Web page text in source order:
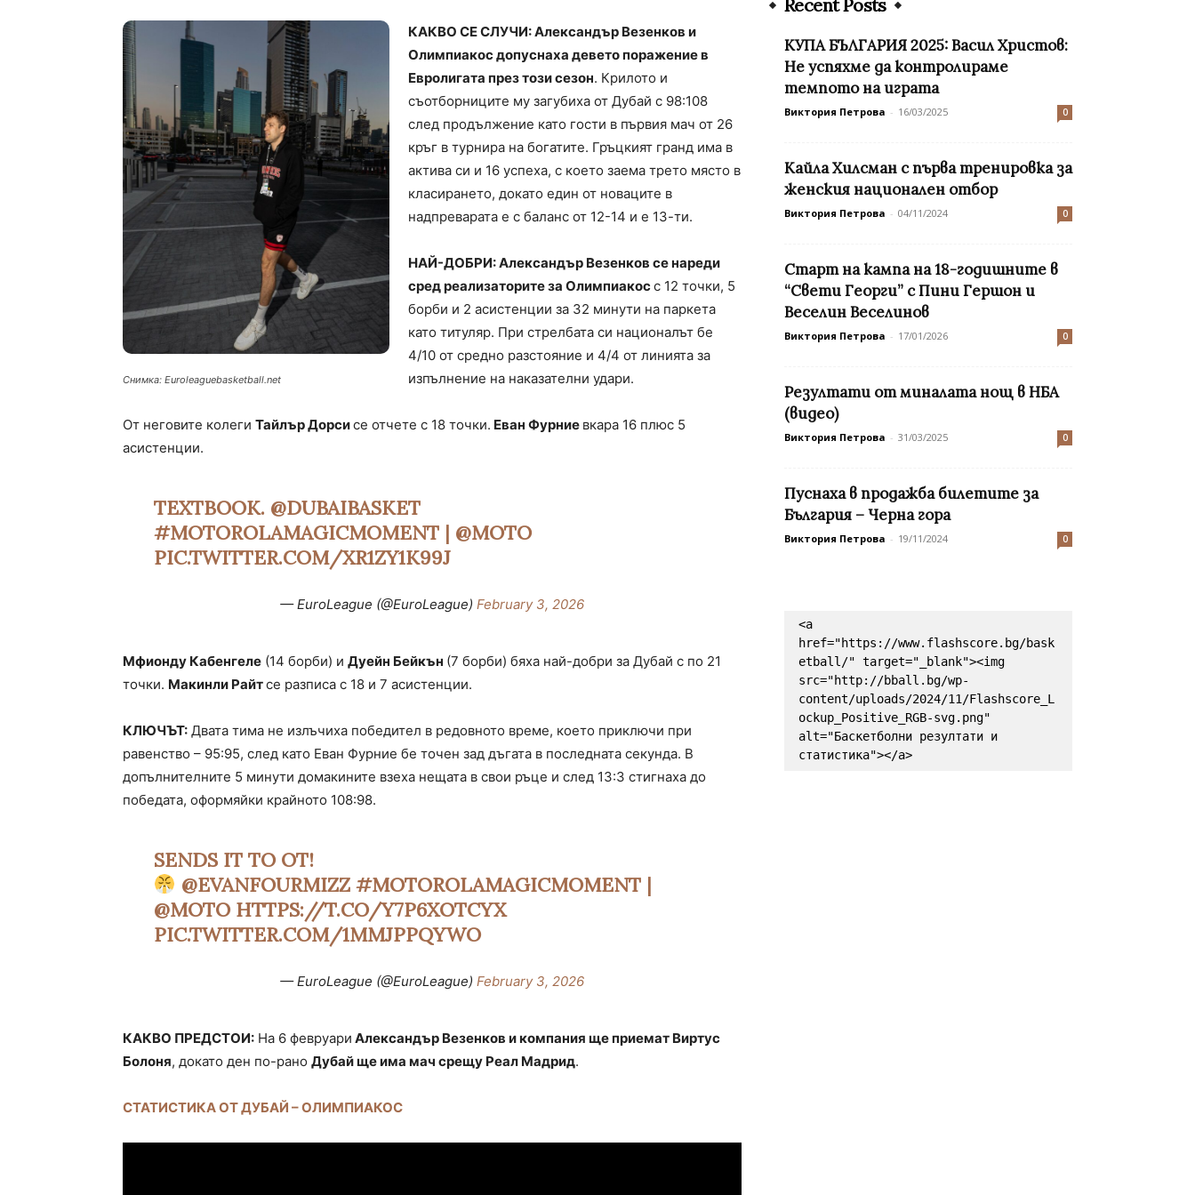
Снимка: Euroleaguebasketball.net
КАКВО СЕ СЛУЧИ: Александър Везенков и
Олимпиакос допуснаха девето поражение в
Евролигата през този сезон. Крилото и
съотборниците му загубиха от Дубай с 98:108
след продължение като гости в първия мач от 26
кръг в турнира на богатите. Гръцкият гранд има в
актива си и 16 успеха, с което заема трето място в
класирането, докато един от новаците в
надпреварата е с баланс от 12-14 и е 13-ти.
НАЙ-ДОБРИ: Александър Везенков се нареди
сред реализаторите за Олимпиакосс 12 точки, 5
борби и 2 асистенции за 32 минути на паркета
като титуляр. При стрелбата си националът бе
4/10 от средно разстояние и 4/4 от линията за
изпълнение на наказателни удари.
От неговите колеги Тайлър Дорсисе отчете с 18 точки. Еван Фурние вкара 16 плюс 5
асистенции.
TEXTBOOK. @DUBAIBASKET
#MOTOROLAMAGICMOMENT| @MOTO
PIC.TWITTER.COM/XR1ZY1K99J
— EuroLeague (@EuroLeague) February 3, 2026
Мфионду Кабенгеле (14 борби) и Дуейн Бейкън (7 борби) бяха най-добри за Дубай с по 21
точки. Макинли Райтсе разписа с 18 и 7 асистенции.
КЛЮЧЪТ: Двата тима не излъчиха победител в редовното време, което приключи при
равенство – 95:95, след като Еван Фурние бе точен зад дъгата в последната секунда. В
допълнителните 5 минути домакините взеха нещата в свои ръце и след 13:3 стигнаха до
победата, оформяйки крайното 108:98.
SENDS IT TO OT!
@EVANFOURMIZZ #MOTOROLAMAGICMOMENT|
@MOTO HTTPS://T.CO/Y7P6XOTCYX
PIC.TWITTER.COM/1MMJPPQYWO
— EuroLeague (@EuroLeague) February 3, 2026
КАКВО ПРЕДСТОИ: На 6 февруари Александър Везенков и компания ще приемат Виртус
Болоня, докато ден по-рано Дубай ще има мач срещу Реал Мадрид.
СТАТИСТИКА ОТ ДУБАЙ – ОЛИМПИАКОС
Recent Posts
КУПА БЪЛГАРИЯ 2025: Васил Христов:
Не успяхме да контролираме
темпото на играта
Виктория Петрова - 16/03/2025 0
Кайла Хилсман с първа тренировка за
женския национален отбор
Виктория Петрова - 04/11/2024 0
Старт на кампа на 18-годишните в
“Свети Георги” с Пини Гершон и
Веселин Веселинов
Виктория Петрова - 17/01/2026 0
Резултати от миналата нощ в НБА
(видео)
Виктория Петрова - 31/03/2025 0
Пуснаха в продажба билетите за
България – Черна гора
Виктория Петрова - 19/11/2024 0
<a
href="https://www.flashscore.bg/bask
etball/" target="_blank"><img
src="http://bball.bg/wp-
content/uploads/2024/11/Flashscore_L
ockup_Positive_RGB-svg.png"
alt="Баскетболни резултати и
статистика"></a>